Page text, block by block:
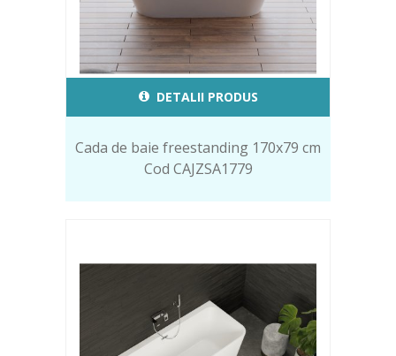
DETALII PRODUS
Cada de baie freestanding 170x79 cm
Cod CAJZSA1779